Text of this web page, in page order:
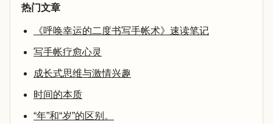
热门文章
《呼唤幸运的二度书写手帐术》速读笔记
写手帐疗愈心灵
成长式思维与激情兴趣
时间的本质
“年”和“岁”的区别。